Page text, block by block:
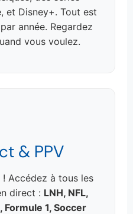
et Disney+. Tout est
année. Regardez
vous voulez.
& PPV
Accédez à tous les
direct : LNH, NFL,
Formule 1, Soccer